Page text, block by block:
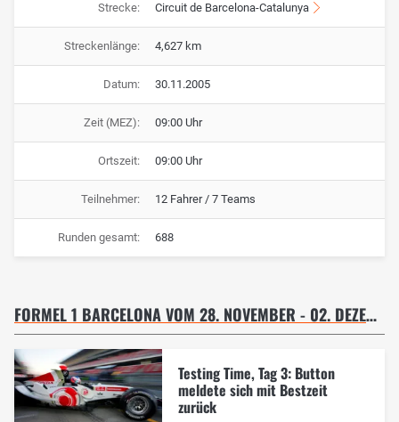
Strecke: Circuit de Barcelona-Catalunya
Streckenlänge: 4,627 km
Datum: 30.11.2005
Zeit (MEZ): 09:00 Uhr
Ortszeit: 09:00 Uhr
Teilnehmer: 12 Fahrer / 7 Teams
Runden gesamt: 688
FORMEL 1 BARCELONA VOM 28. NOVEMBER - 02. DEZEMBER 2005 - TESTFAHRT 30.11.05
Testing Time, Tag 3: Button
meldete sich mit Bestzeit
zurück